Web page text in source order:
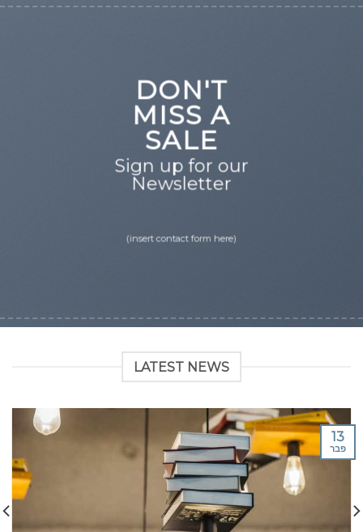
DON'T
MISS A
SALE
Sign up for our
Newsletter
(insert contact form here)
LATEST NEWS
13
פבר